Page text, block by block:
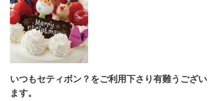
いつもセティボン？をご利用下さり有難うござい
ます。